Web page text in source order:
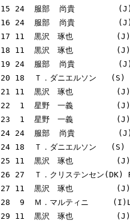
15 24  服部  尚貴         (J)
16 24  服部  尚貴         (J)
17 11  黒沢　琢也         (J)
18 11  黒沢　琢也         (J)
19 24  服部  尚貴         (J)
20 18  Ｔ．ダニエルソン
21 11  黒沢　琢也         (J)
22  1  星野　一義         (J)
23  1  星野　一義         (J)
24 24  服部  尚貴         (J)
24 18  Ｔ．ダニエルソン
25 11  黒沢　琢也         (J)
26 27  Ｔ．クリステンセン
27 11  黒沢　琢也         (J)
28  9  Ｍ．マルティニ
29 11  黒沢　琢也         (J)